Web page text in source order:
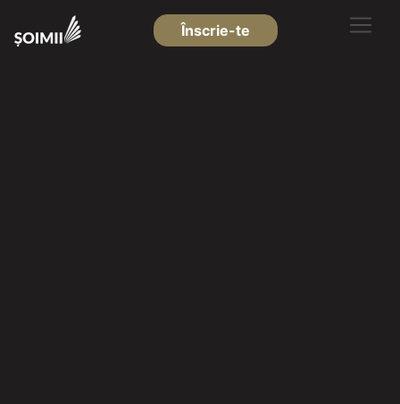
Înscrie-te